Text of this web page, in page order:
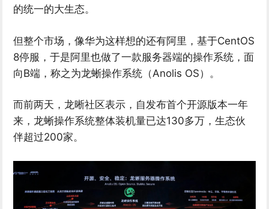
的统一的大生态。
但整个市场，像华为这样想的还有阿里，基于CentOS
8停服，于是阿里也做了一款服务器端的操作系统，面
向B端，称之为龙蜥操作系统（Anolis OS）。
而前两天，龙晰社区表示，自发布首个开源版本一年
来，龙蜥操作系统整体装机量已达130多万，生态伙
伴超过200家。